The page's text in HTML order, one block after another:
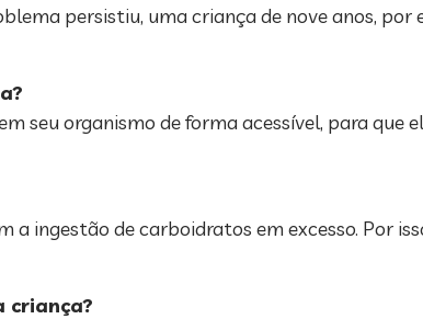
persistiu, uma criança de nove anos, por
seu organismo de forma acessível, para
a ingestão de carboidratos em excesso. Por
criança?